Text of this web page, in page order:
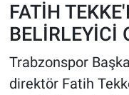
FATİH
BELİRLEYİCİ
Trabzonspor
direktör Fatih